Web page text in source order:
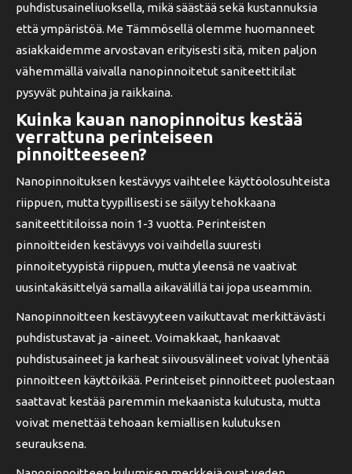
puhdistusaineliuoksella, mikä säästää sekä kustannuksia
että ympäristöä. Me Tämmösellä olemme huomanneet
asiakkaidemme arvostavan erityisesti sitä, miten paljon
vähemmällä vaivalla nanopinnoitetut saniteettitilat
pysyvät puhtaina ja raikkaina.
Kuinka kauan nanopinnoitus kestää
verrattuna perinteiseen
pinnoitteeseen?
Nanopinnoituksen kestävyys vaihtelee käyttöolosuhteista
riippuen, mutta tyypillisesti se säilyy tehokkaana
saniteettitiloissa noin 1-3 vuotta. Perinteisten
pinnoitteiden kestävyys voi vaihdella suuresti
pinnoitetyypistä riippuen, mutta yleensä ne vaativat
uusintakäsittelyä samalla aikavälillä tai jopa useammin.
Nanopinnoitteen kestävyyteen vaikuttavat merkittävästi
puhdistustavat ja -aineet. Voimakkaat, hankaavat
puhdistusaineet ja karheat siivousvälineet voivat lyhentää
pinnoitteen käyttöikää. Perinteiset pinnoitteet puolestaan
saattavat kestää paremmin mekaanista kulutusta, mutta
voivat menettää tehoaan kemiallisen kulutuksen
seurauksena.